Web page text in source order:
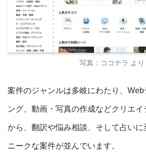
写真：ココナラ より
案件のジャンルは多岐にわたり、Web
ング、動画・写真の作成などクリエ
から、翻訳や悩み相談、そして占い
ニークな案件が並んでいます。